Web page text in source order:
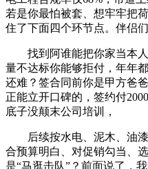
若是你最怕被套、想牢牢把
住了下面四个环节点。伴侣
找到阿谁能把你家当本人
量不达标你能够拒付，年年
还难？签合同前你是甲方爸
正能立开口碑的，签约付
底子没颠末公司培训，
后续按水电、泥木、油漆
合预算明白、对促销勾当、
是“马逛击队”？前面说了，